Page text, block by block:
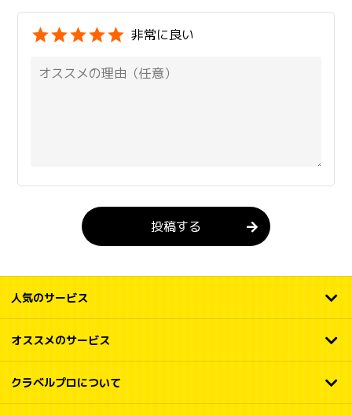
非常に良い
投稿する
人気のサービス
オススメのサービス
クラベルプロについて